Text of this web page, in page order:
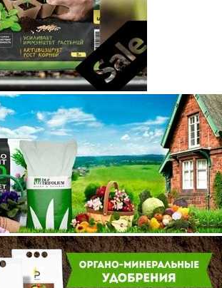
Красноярский край
Крым
Курганская область
Курская область
Ленинградская область
Липецкая область
Магаданская область
Марий Эл
Мордовия
Московская область